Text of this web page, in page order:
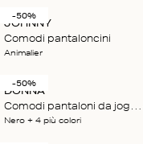
-50%
JOHNNY
Comodi pantaloncini
Animalier
-50%
DONNA
Comodi pantaloni da jogging
Nero + 4 più colori